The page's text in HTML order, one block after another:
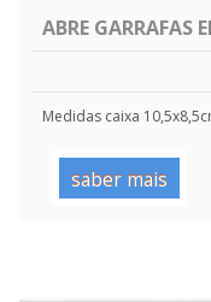
ABRE GARRAFAS
Medidas caixa
saber mais